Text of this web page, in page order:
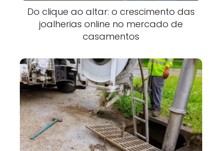
Do clique ao altar: o crescimento das
joalherias online no mercado de
casamentos